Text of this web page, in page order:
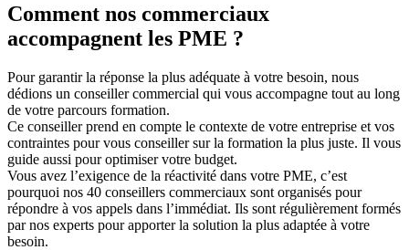
Comment nos commerciaux
accompagnent les PME ?
Pour garantir la réponse la plus adéquate à votre besoin, nous
dédions un conseiller commercial qui vous accompagne tout au long
de votre parcours formation.
Ce conseiller prend en compte le contexte de votre entreprise et vos
contraintes pour vous conseiller sur la formation la plus juste. Il vous
guide aussi pour optimiser votre budget.
Vous avez l’exigence de la réactivité dans votre PME, c’est
pourquoi nos 40 conseillers commerciaux sont organisés pour
répondre à vos appels dans l’immédiat. Ils sont régulièrement formés
par nos experts pour apporter la solution la plus adaptée à votre
besoin.